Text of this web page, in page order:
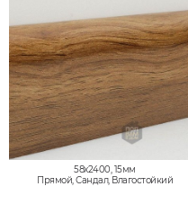
58x2400, 15мм
Прямой, Сандал, Влагостойкий